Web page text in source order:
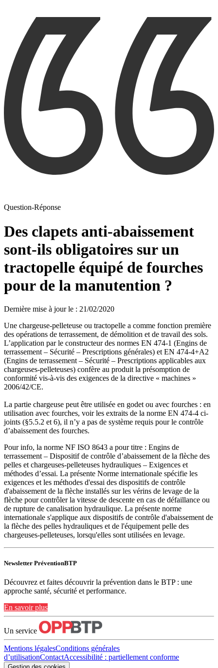
Question-Réponse
Des clapets anti-abaissement
sont-ils obligatoires sur un
tractopelle équipé de fourches
pour de la manutention ?
Dernière mise à jour le : 21/02/2020
Une chargeuse-pelleteuse ou tractopelle a comme fonction première
des opérations de terrassement, de démolition et de travail des sols.
L’application par le constructeur des normes EN 474-1 (Engins de
terrassement – Sécurité – Prescriptions générales) et EN 474-4+A2
(Engins de terrassement – Sécurité – Prescriptions applicables aux
chargeuses-pelleteuses) confère au produit la présomption de
conformité vis-à-vis des exigences de la directive « machines »
2006/42/CE.
La partie chargeuse peut être utilisée en godet ou avec fourches : en
utilisation avec fourches, voir les extraits de la norme EN 474-4 ci-
joints (§5.5.2 et 6), il n’y a pas de système requis pour le contrôle
d’abaissement des fourches.
Pour info, la norme NF ISO 8643 a pour titre : Engins de
terrassement – Dispositif de contrôle d’abaissement de la flèche des
pelles et chargeuses-pelleteuses hydrauliques – Exigences et
méthodes d’essai. La présente Norme internationale spécifie les
exigences et les méthodes d'essai des dispositifs de contrôle
d'abaissement de la flèche installés sur les vérins de levage de la
flèche pour contrôler la vitesse de descente en cas de défaillance ou
de rupture de canalisation hydraulique. La présente norme
internationale s'applique aux dispositifs de contrôle d'abaissement de
la flèche des pelles hydrauliques et de l'équipement pelle des
chargeuses-pelleteuses, lorsqu'elles sont utilisées en levage.
Newsletter PréventionBTP
Découvrez et faites découvrir la prévention dans le BTP : une
approche santé, sécurité et performance.
En savoir plus
Un service
Mentions légalesConditions générales
d’utilisationContactAccessibilité : partiellement conforme